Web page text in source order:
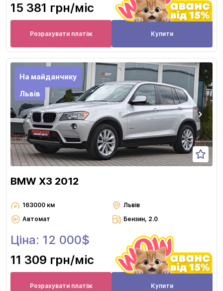
15 381 грн/міс
Розрахувати платіж Купити
На майданчику
Львів
BMW X3 2012
163000 км
Львів
Автомат
Бензин, 2.0
Ціна: 12 000$
11 309 грн/міс
Розрахувати платіж Купити